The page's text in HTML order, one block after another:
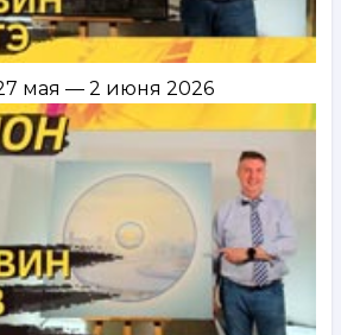
мая — 2 июня 2026